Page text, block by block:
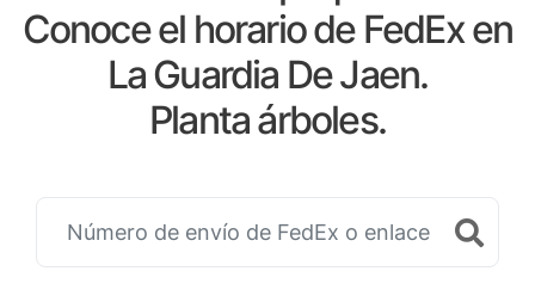
Conoce el horario de FedEx en
La Guardia De Jaen.
Planta árboles.